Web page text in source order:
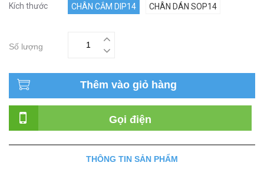
Kích thước CHÂN CẮM DIP14 CHÂN DÁN SOP14
Số lượng
Thêm vào giỏ hàng
Gọi điện
THÔNG TIN SẢN PHẨM